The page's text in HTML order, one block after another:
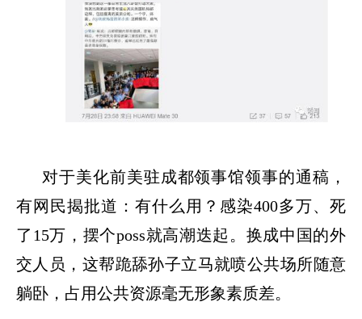
对于美化前美驻成都领事馆领事的通稿，
有网民揭批道：有什么用？感染400多万、死
了15万，摆个poss就高潮迭起。换成中国的外
交人员，这帮跪舔孙子立马就喷公共场所随意
躺卧，占用公共资源毫无形象素质差。